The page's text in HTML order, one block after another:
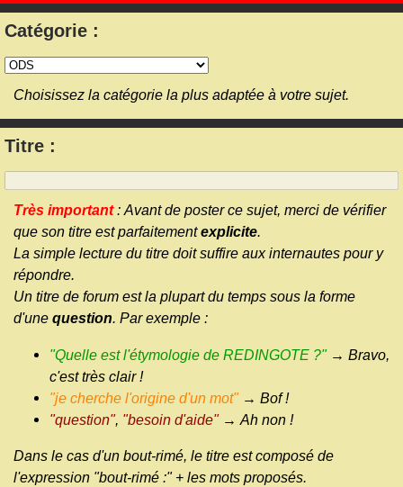
Catégorie :
Choisissez la catégorie la plus adaptée à votre sujet.
Titre :
Très important: Avant de poster ce sujet, merci de vérifier
que son titre est parfaitementexplicite.
La simple lecture du titre doit suffire aux internautes pour y
répondre.
Un titre de forum est la plupart du temps sous la forme
d'une question. Par exemple :
"Quelle est l'étymologie de REDINGOTE ?"→ Bravo,
c'est très clair !
"je cherche l'origine d'un mot"→ Bof !
"question", "besoin d'aide"→ Ah non !
Dans le cas d'un bout-rimé, le titre est composé de
l'expression "bout-rimé :" + les mots proposés.